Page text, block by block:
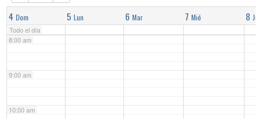
4 Dom 5 Lun 6 Mar 7 Mié 8 Jue
Todo el día
7:00 am
8:00 am
9:00 am
10:00 am